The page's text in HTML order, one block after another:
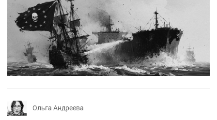
Ольга Андреева